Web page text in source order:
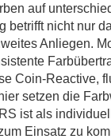
auf
betrifft nicht nur
Anliegen.
Coin-Reactive,
setzen die
ist als
Einsatz zu